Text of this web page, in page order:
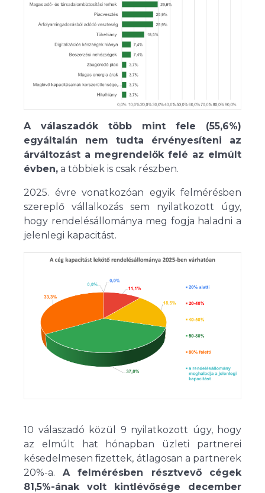
A válaszadók több mint fele (55,6%)
egyáltalán nem tudta érvényesíteni az
árváltozást a megrendelők felé az elmúlt
évben, a többiek is csak részben.
2025. évre vonatkozóan egyik felmérésben
szereplő vállalkozás sem nyilatkozott úgy,
hogy rendelésállománya meg fogja haladni a
jelenlegi kapacitást.
10 válaszadó közül 9 nyilatkozott úgy, hogy
az elmúlt hat hónapban üzleti partnerei
késedelmesen fizettek, átlagosan a partnerek
20%-a. A felmérésben résztvevő cégek
81,5%-ának volt kintlévősége december